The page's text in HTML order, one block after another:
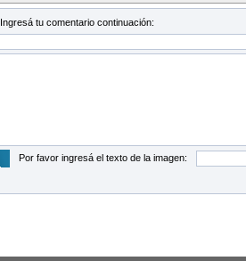
Ingresá tu comentario continuación:
Por favor ingresá el texto de la imagen: